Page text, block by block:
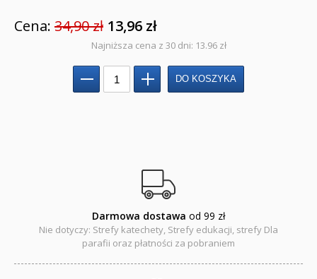
Kreatywne zabawy
Książki religijne dla dzieci
QUIZY I ŁAMIGŁÓWKI NA WAKACJE -35%
PROMOCJA ZESTAWY STARTOWE KAKADU
Cena: 34,90 zł 13,96 zł
Najniższa cena z 30 dni: 13.96 zł
Darmowa dostawa od 99 zł
Nie dotyczy: Strefy katechety, Strefy edukacji, strefy Dla
parafii oraz płatności za pobraniem